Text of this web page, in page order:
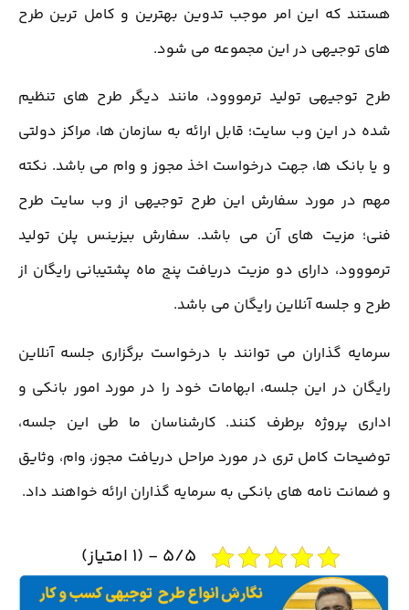
هستند که این امر موجب تدوین بهترین و کامل ترین طرح
های توجیهی در این مجموعه می شود.
طرح توجیهی تولید ترمووود، مانند دیگر طرح ‌های تنظیم
شده در این وب سایت؛ قابل ارائه به سازمان ها، مراکز دولتی
و یا بانک ها، جهت درخواست اخذ مجوز و وام می باشد. نکته
مهم در مورد سفارش این طرح توجیهی از وب سایت طرح
فنی؛ مزیت های آن می باشد. سفارش بیزینس پلن تولید
ترمووود، دارای دو مزیت دریافت پنج ماه پشتیبانی رایگان از
طرح و جلسه آنلاین رایگان می باشد.
سرمایه‌ گذاران می ‌توانند با درخواست برگزاری جلسه آنلاین
رایگان در این جلسه، ابهامات خود را در مورد امور بانکی و
اداری پروژه برطرف کنند. کارشناسان ما طی این جلسه،
توضیحات کامل تری در مورد مراحل دریافت مجوز، وام، وثایق
و ضمانت نامه های بانکی به سرمایه گذاران ارائه خواهند داد.
5/5 - (1 امتیاز)